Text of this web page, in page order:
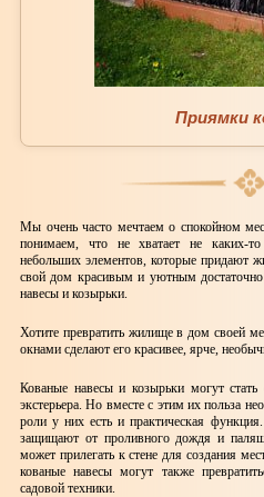
Приямки
Мы очень часто мечтаем о спокойном
понимаем, что не хватает не каких-
небольших элементов, которые придают
свой дом красивым и уютным достаточно
навесы и козырьки.
Хотите превратить жилище в дом своей
окнами сделают его красивее, ярче,
Кованые навесы и козырьки могут
экстерьера. Но вместе с этим их польза
роли у них есть и практическая
защищают от проливного дождя и
может прилегать к стене для создания
кованые навесы могут также
садовой техники.